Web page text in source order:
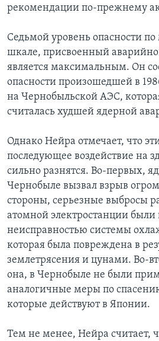
рекомендации по-прежнему
Седьмой уровень опасности
шкале, присвоенный
является максимальным. Он
опасности произошедшей в
на Чернобыльской АЭС,
считалась худшей ядерной
Однако Нейра отмечает, что
последующее воздействие на
сильно разнятся. Во-первых,
Чернобыле вызвал взрыв
стороны, серьезные выбросы
атомной электростанции
неисправностью системы
которая была повреждена в
землетрясения и цунами. Во-
она, в Чернобыле не были
аналогичные меры по
которые действуют в Японии.
Тем не менее, Нейра считает,